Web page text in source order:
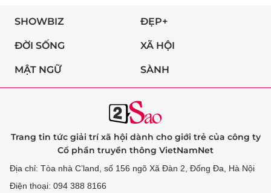
SHOWBIZ ĐẸP+
ĐỜI SỐNG XÃ HỘI
MẬT NGỮ SÀNH
Trang tin tức giải trí xã hội dành cho giới trẻ của công ty
Cổ phần truyền thông VietNamNet
Địa chỉ: Tòa nhà C’land, số 156 ngõ Xã Đàn 2, Đống Đa, Hà Nội
Điện thoại: 094 388 8166